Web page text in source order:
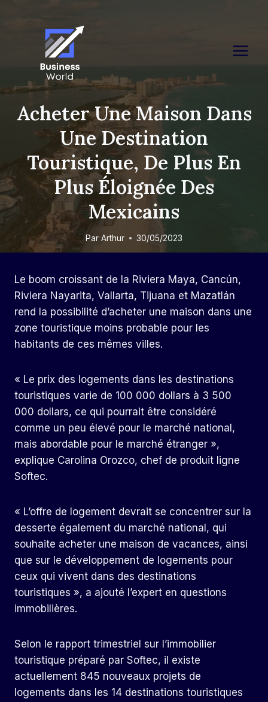
Acheter Une Maison Dans
Une Destination
Touristique, De Plus En
Plus Éloignée Des
Mexicains
Par Arthur 30/05/2023
Le boom croissant de la Riviera Maya, Cancún,
Riviera Nayarita, Vallarta, Tijuana et Mazatlán
rend la possibilité d’acheter une maison dans une
zone touristique moins probable pour les
habitants de ces mêmes villes.
« Le prix des logements dans les destinations
touristiques varie de 100 000 dollars à 3 500
000 dollars, ce qui pourrait être considéré
comme un peu élevé pour le marché national,
mais abordable pour le marché étranger »,
explique Carolina Orozco, chef de produit ligne
Softec.
« L’offre de logement devrait se concentrer sur la
desserte également du marché national, qui
souhaite acheter une maison de vacances, ainsi
que sur le développement de logements pour
ceux qui vivent dans des destinations
touristiques », a ajouté l’expert en questions
immobilières.
Selon le rapport trimestriel sur l’immobilier
touristique préparé par Softec, il existe
actuellement 845 nouveaux projets de
logements dans les 14 destinations touristiques